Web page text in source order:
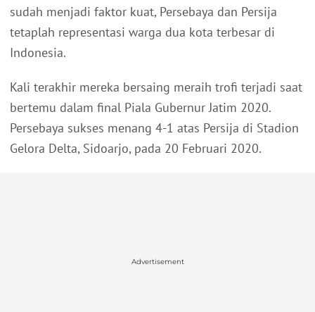
sudah menjadi faktor kuat, Persebaya dan Persija
tetaplah representasi warga dua kota terbesar di
Indonesia.
Kali terakhir mereka bersaing meraih trofi terjadi saat
bertemu dalam final Piala Gubernur Jatim 2020.
Persebaya sukses menang 4-1 atas Persija di Stadion
Gelora Delta, Sidoarjo, pada 20 Februari 2020.
Advertisement